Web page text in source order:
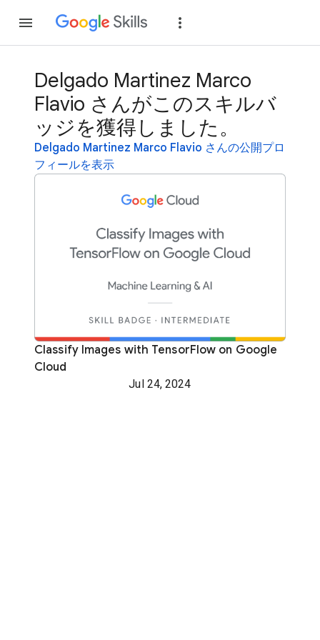
Delgado Martinez Marco
Flavio さんがこのスキルバ
ッジを獲得しました。
Delgado Martinez Marco Flavio さんの公開プロ
フィールを表示